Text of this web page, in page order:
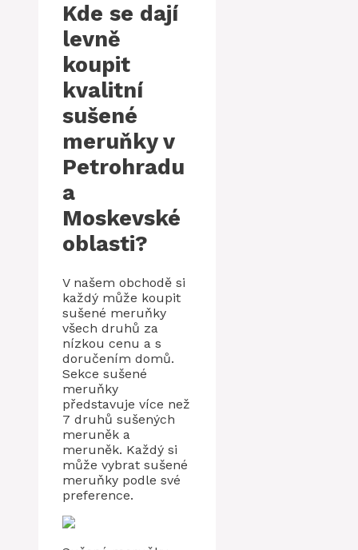
Kde se dají
levně
koupit
kvalitní
sušené
meruňky v
Petrohradu
a
Moskevské
oblasti?
V našem obchodě si
každý může koupit
sušené meruňky
všech druhů za
nízkou cenu a s
doručením domů.
Sekce sušené
meruňky
představuje více než
7 druhů sušených
meruněk a
meruněk. Každý si
může vybrat sušené
meruňky podle své
preference.